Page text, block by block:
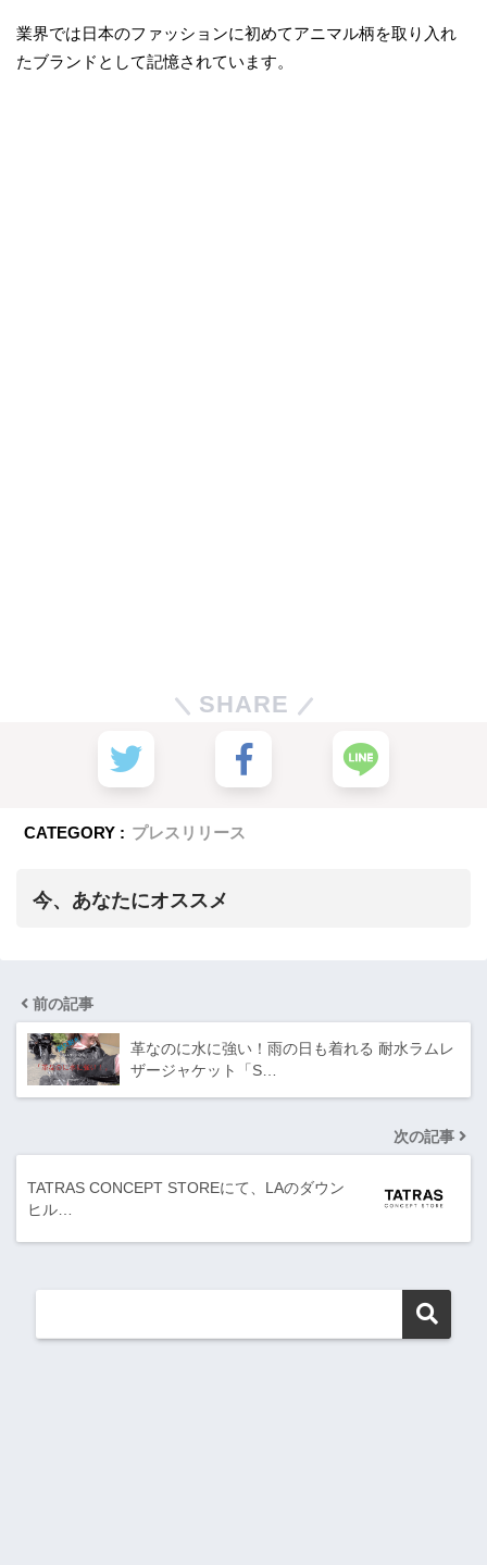
業界では日本のファッションに初めてアニマル柄を取り入れ
たブランドとして記憶されています。
SHARE
CATEGORY : プレスリリース
今、あなたにオススメ
前の記事
革なのに水に強い！雨の日も着れる 耐水ラムレ
ザージャケット「S…
次の記事
TATRAS CONCEPT STOREにて、LAのダウン
ヒル…